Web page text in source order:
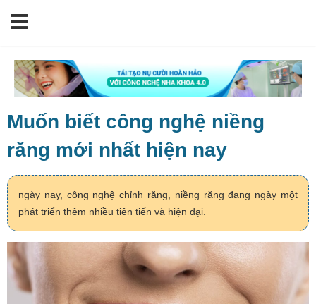
Muốn biết công nghệ niềng
răng mới nhất hiện nay
ngày nay, công nghệ chỉnh răng, niềng răng đang ngày một
phát triển thêm nhiều tiên tiến và hiện đại.